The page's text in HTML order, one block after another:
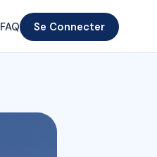
FAQ Se Connecter